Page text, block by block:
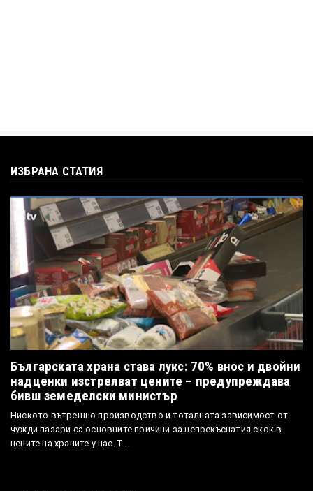
ИЗБРАНА СТАТИЯ
Българската храна става лукс: 70% внос и двойни
надценки изстрелват цените – предупреждава
бивш земеделски министър
Ниското вътрешно производство и тоталната зависимост от
чужди пазари са основните причини за непрекъснатия скок в
цените на храните у нас. Т...